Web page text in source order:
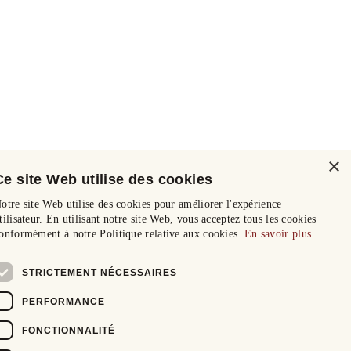
×
site Web utilise des cookies
site Web utilise des cookies pour améliorer l'expérience
En utilisant notre site Web, vous acceptez tous les cookies
à notre Politique relative aux cookies. En savoir plus
STRICTEMENT NÉCESSAIRES
PERFORMANCE
FONCTIONNALITÉ